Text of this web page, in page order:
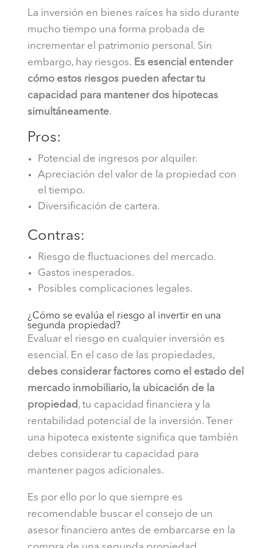
La inversión en bienes raíces ha sido durante
mucho tiempo una forma probada de
incrementar el patrimonio personal. Sin
embargo, hay riesgos. Es esencial entender
cómo estos riesgos pueden afectar tu
capacidad para mantener dos hipotecas
simultáneamente.
Pros:
Potencial de ingresos por alquiler.
Apreciación del valor de la propiedad con
el tiempo.
Diversificación de cartera.
Contras:
Riesgo de fluctuaciones del mercado.
Gastos inesperados.
Posibles complicaciones legales.
¿Cómo se evalúa el riesgo al invertir en una
segunda propiedad?
Evaluar el riesgo en cualquier inversión es
esencial. En el caso de las propiedades,
debes considerar factores como el estado del
mercado inmobiliario, la ubicación de la
propiedad, tu capacidad financiera y la
rentabilidad potencial de la inversión. Tener
una hipoteca existente significa que también
debes considerar tu capacidad para
mantener pagos adicionales.
Es por ello por lo que siempre es
recomendable buscar el consejo de un
asesor financiero antes de embarcarse en la